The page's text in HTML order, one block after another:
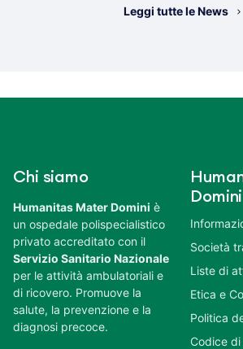
Leggi tutte le News
Chi siamo
Humanitas Mater Domini è
un ospedale polispecialistico
privato accreditato con il
Servizio Sanitario Nazionale
per le attività ambulatoriali e
di ricovero. Promuove la
salute, la prevenzione e la
diagnosi precoce.
Domini
Società
Liste di
Etica e
Politica
Codice